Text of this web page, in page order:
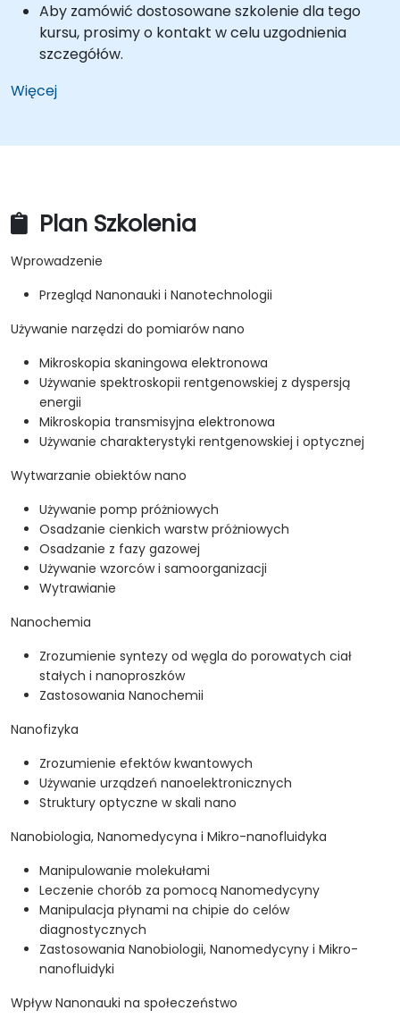
Aby zamówić dostosowane szkolenie dla tego
kursu, prosimy o kontakt w celu uzgodnienia
szczegółów.
Więcej
Plan Szkolenia
Wprowadzenie
Przegląd Nanonauki i Nanotechnologii
Używanie narzędzi do pomiarów nano
Mikroskopia skaningowa elektronowa
Używanie spektroskopii rentgenowskiej z dyspersją
energii
Mikroskopia transmisyjna elektronowa
Używanie charakterystyki rentgenowskiej i optycznej
Wytwarzanie obiektów nano
Używanie pomp próżniowych
Osadzanie cienkich warstw próżniowych
Osadzanie z fazy gazowej
Używanie wzorców i samoorganizacji
Wytrawianie
Nanochemia
Zrozumienie syntezy od węgla do porowatych ciał
stałych i nanoproszków
Zastosowania Nanochemii
Nanofizyka
Zrozumienie efektów kwantowych
Używanie urządzeń nanoelektronicznych
Struktury optyczne w skali nano
Nanobiologia, Nanomedycyna i Mikro-nanofluidyka
Manipulowanie molekułami
Leczenie chorób za pomocą Nanomedycyny
Manipulacja płynami na chipie do celów
diagnostycznych
Zastosowania Nanobiologii, Nanomedycyny i Mikro-
nanofluidyki
Wpływ Nanonauki na społeczeństwo